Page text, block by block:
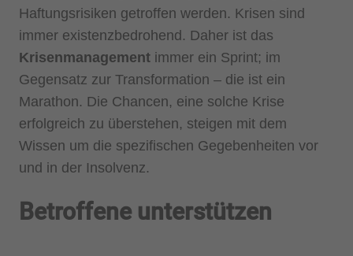
Haftungsrisiken getroffen werden. Krisen sind
immer existenzbedrohend. Daher ist das
Krisenmanagement immer ein Sprint; im
Gegensatz zur Transformation – die ist ein
Marathon. Die Chancen, eine solche Krise
erfolgreich zu überstehen, steigen mit dem
Wissen um die spezifischen Gegebenheiten vor
und in der Insolvenz.
Betroffene unterstützen